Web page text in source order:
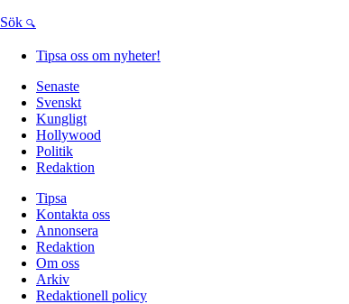
Sök
Tipsa oss om nyheter!
Senaste
Svenskt
Kungligt
Hollywood
Politik
Redaktion
Tipsa
Kontakta oss
Annonsera
Redaktion
Om oss
Arkiv
Redaktionell policy